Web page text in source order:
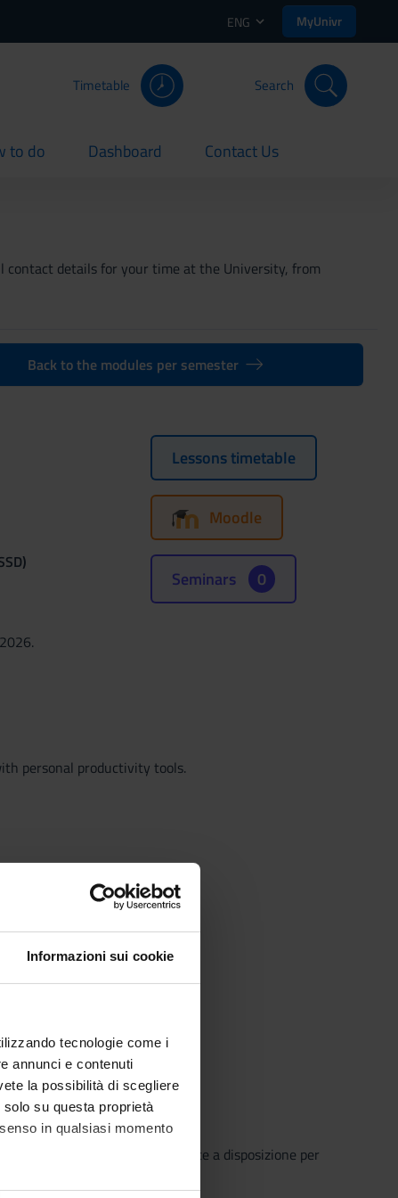
Informazioni sui cookie
tecnologie come i
annunci e contenuti
la possibilità di scegliere
su questa proprietà
in qualsiasi momento
ENG MyUnivr
Timetable Search
to do Dashboard
current Contact Us
current
contact details for your time at the University, from
Back to the modules per semester
Lessons timetable
Moodle
Seminars 0
personal productivity tools.
samples
il Sistema Bibliotecario mette a disposizione per